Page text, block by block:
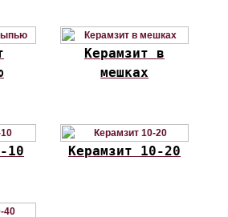
Керамзит в
мешках
10 Керамзит 10-20